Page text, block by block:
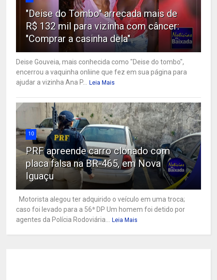
"Deise do Tombo" arrecada mais de
R$ 132 mil para vizinha com câncer:
"Comprar a casinha dela"
Deise Gouveia, mais conhecida como "Deise do tombo",
encerrou a vaquinha onliine que fez em sua página para
ajudar a vizinha Ana P... Leia Mais
10
PRF apreende carro clonado com
placa falsa na BR-465, em Nova
Iguaçu
Motorista alegou ter adquirido o veículo em uma troca;
caso foi levado para a 56ª DP Um homem foi detido por
agentes da Polícia Rodoviária... Leia Mais